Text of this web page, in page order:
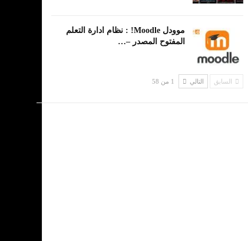
موودل Moodle! : نظام ادارة التعلم
المفتوح المصدر –…
السابق التالي 1 من 58